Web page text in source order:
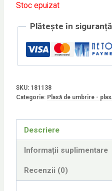
Stoc epuizat
Plătește în
SKU: 181138
Categorie: Plasă de umbrire -
Descriere
Informații suplimentare
Recenzii (0)